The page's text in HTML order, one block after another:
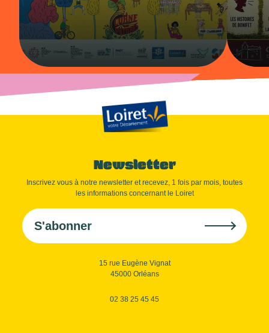
Newsletter
Inscrivez vous à notre newsletter et recevez, 1 fois par mois, toutes
les informations concernant le Loiret
S'abonner
15 rue Eugène Vignat
45000 Orléans
02 38 25 45 45